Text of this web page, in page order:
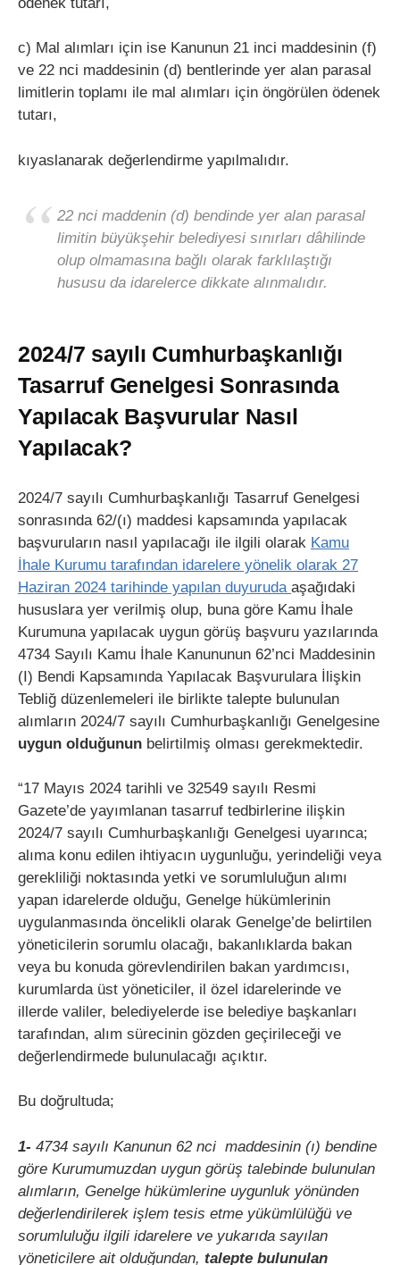
c) Mal alımları için ise Kanunun 21 inci maddesinin (f)
ve 22 nci maddesinin (d) bentlerinde yer alan parasal
limitlerin toplamı ile mal alımları için öngörülen ödenek
tutarı,
kıyaslanarak değerlendirme yapılmalıdır.
22 nci maddenin (d) bendinde yer alan parasal
limitin büyükşehir belediyesi sınırları dâhilinde
olup olmamasına bağlı olarak farklılaştığı
hususu da idarelerce dikkate alınmalıdır.
2024/7 sayılı Cumhurbaşkanlığı
Tasarruf Genelgesi Sonrasında
Yapılacak Başvurular Nasıl
Yapılacak?
2024/7 sayılı Cumhurbaşkanlığı Tasarruf Genelgesi
sonrasında 62/(ı) maddesi kapsamında yapılacak
başvuruların nasıl yapılacağı ile ilgili olarak Kamu
İhale Kurumu tarafından idarelere yönelik olarak 27
Haziran 2024 tarihinde yapılan duyuruda aşağıdaki
hususlara yer verilmiş olup, buna göre Kamu İhale
Kurumuna yapılacak uygun görüş başvuru yazılarında
4734 Sayılı Kamu İhale Kanununun 62’nci Maddesinin
(I) Bendi Kapsamında Yapılacak Başvurulara İlişkin
Tebliğ düzenlemeleri ile birlikte talepte bulunulan
alımların 2024/7 sayılı Cumhurbaşkanlığı Genelgesine
uygun olduğunun belirtilmiş olması gerekmektedir.
“17 Mayıs 2024 tarihli ve 32549 sayılı Resmi
Gazete’de yayımlanan tasarruf tedbirlerine ilişkin
2024/7 sayılı Cumhurbaşkanlığı Genelgesi uyarınca;
alıma konu edilen ihtiyacın uygunluğu, yerindeliği veya
gerekliliği noktasında yetki ve sorumluluğun alımı
yapan idarelerde olduğu, Genelge hükümlerinin
uygulanmasında öncelikli olarak Genelge’de belirtilen
yöneticilerin sorumlu olacağı, bakanlıklarda bakan
veya bu konuda görevlendirilen bakan yardımcısı,
kurumlarda üst yöneticiler, il özel idarelerinde ve
illerde valiler, belediyelerde ise belediye başkanları
tarafından, alım sürecinin gözden geçirileceği ve
değerlendirmede bulunulacağı açıktır.
Bu doğrultuda;
1- 4734 sayılı Kanunun 62 nci maddesinin (ı) bendine
göre Kurumumuzdan uygun görüş talebinde bulunulan
alımların, Genelge hükümlerine uygunluk yönünden
değerlendirilerek işlem tesis etme yükümlülüğü ve
sorumluluğu ilgili idarelere ve yukarıda sayılan
yöneticilere ait olduğundan, talepte bulunulan